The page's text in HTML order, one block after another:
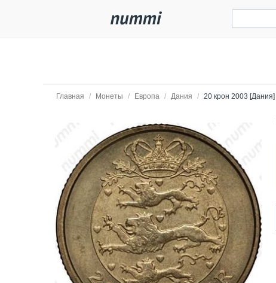
Главная / Монеты / Европа / Дания / 20 крон 2003 [Дания]